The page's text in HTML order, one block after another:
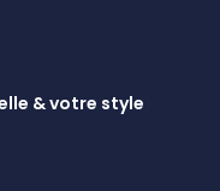
& votre style